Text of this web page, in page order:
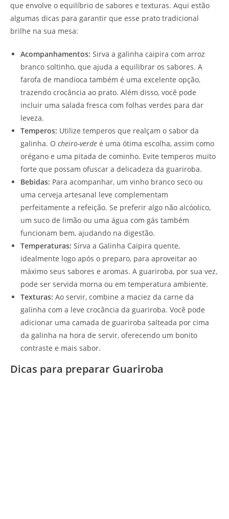
que envolve o equilíbrio de sabores e texturas. Aqui estão
algumas dicas para garantir que esse prato tradicional
brilhe na sua mesa:
Acompanhamentos: Sirva a galinha caipira com arroz
branco soltinho, que ajuda a equilibrar os sabores. A
farofa de mandioca também é uma excelente opção,
trazendo crocância ao prato. Além disso, você pode
incluir uma salada fresca com folhas verdes para dar
leveza.
Temperos: Utilize temperos que realçam o sabor da
galinha. O cheiro-verde é uma ótima escolha, assim como
orégano e uma pitada de cominho. Evite temperos muito
forte que possam ofuscar a delicadeza da guariroba.
Bebidas: Para acompanhar, um vinho branco seco ou
uma cerveja artesanal leve complementam
perfeitamente a refeição. Se preferir algo não alcóolico,
um suco de limão ou uma água com gás também
funcionam bem, ajudando na digestão.
Temperaturas: Sirva a Galinha Caipira quente,
idealmente logo após o preparo, para aproveitar ao
máximo seus sabores e aromas. A guariroba, por sua vez,
pode ser servida morna ou em temperatura ambiente.
Texturas: Ao servir, combine a maciez da carne da
galinha com a leve crocância da guariroba. Você pode
adicionar uma camada de guariroba salteada por cima
da galinha na hora de servir, oferecendo um bonito
contraste e mais sabor.
Dicas para preparar Guariroba